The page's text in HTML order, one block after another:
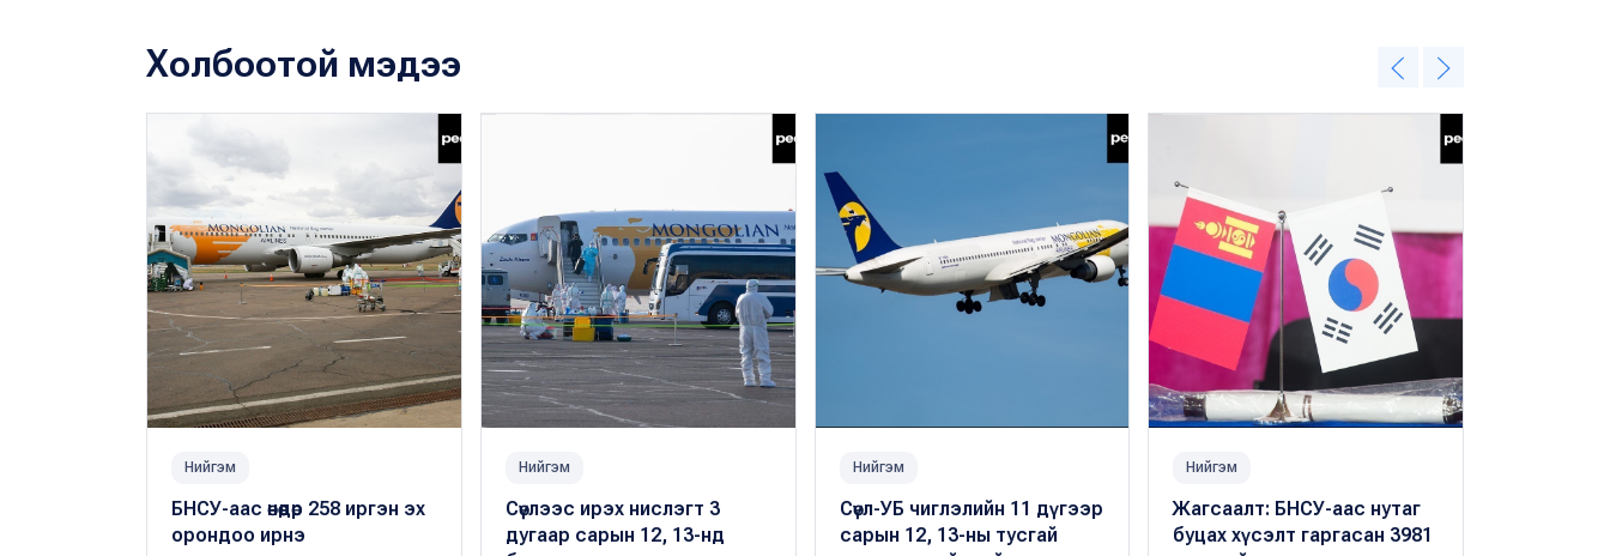
Холбоотой мэдээ
Нийгэм
БНСУ-аас өнөөдөр 258 иргэн эх
орондоо ирнэ
Нийгэм
Сөүлээс ирэх нислэгт 3
дугаар сарын 12, 13-нд
Нийгэм
Сөүл-УБ чиглэлийн 11 дүгээр
сарын 12, 13-ны тусгай
Нийгэм
Жагсаалт: БНСУ-аас нутаг
буцах хүсэлт гаргасан 3981